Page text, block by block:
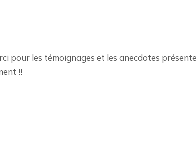
pour les témoignages et les anecdotes
!!